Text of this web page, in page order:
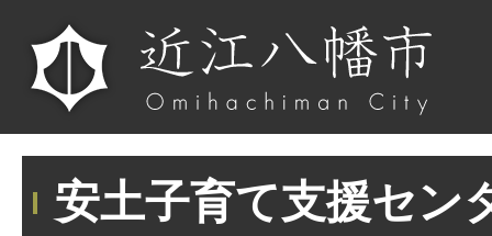
安土子育て支援セン